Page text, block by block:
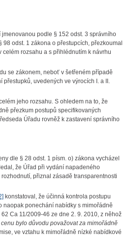
podle § 152 odst. 3 správního
odst. 1 zákona o přestupcích, přezkoumal
rozsahu a s přihlédnutím k návrhu
se zákonem, neboť v šetřeném případě
uvedených ve výrocích I. a II.
jeho rozsahu. S ohledem na to, že
přezkum postupů specifikovaných
Úřadu rovněž k zastavení správního
dle § 28 odst. 1 písm. o) zákona vycházel
že Úřad při vydání napadeného
přiznal zásadě transparentnosti
konstatoval, že účinná kontrola postupu
ponechání nabídky s mimořádně
Ca 11/2009-46 ze dne 2. 9. 2010, z něhož
bylo důvodu považovat za mimořádně
ve vztahu k mimořádně nízké nabídkové